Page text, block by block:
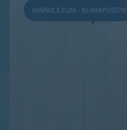
MARMOLEUM - KLIMAPOSITIV